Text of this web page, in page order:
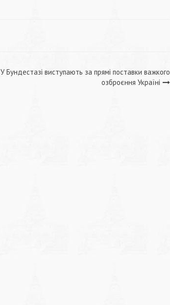
У Бундестазі виступають за прямі поставки важкого
озброєння Україні